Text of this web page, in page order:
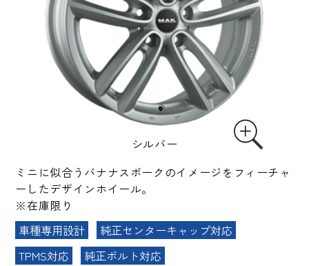
シルバー
ミニに似合うバナナスポークのイメージをフィーチャ
ーしたデザインホイール。
※在庫限り
車種専用設計
純正センターキャップ対応
TPMS対応
純正ボルト対応